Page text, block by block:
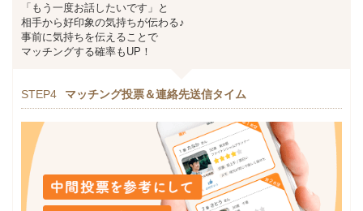
「もう一度お話したいです」と
相手から好印象の気持ちが伝わる♪
事前に気持ちを伝えることで
マッチングする確率もUP！
STEP4 マッチング投票＆連絡先送信タイム